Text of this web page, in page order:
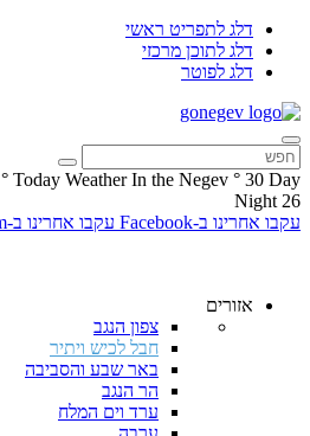
דלג לתפריט ראשי
דלג לתוכן מרכזי
דלג לפוטר
Today Weather In the Negev ° 30 Day
°
26
Night
עקבו אחרינו ב-Facebook
עקבו אחרינו ב-Instagram
אזורים
צפון הנגב
חבל לכיש ויתיר
באר שבע והסביבה
הר הנגב
ערד וים המלח